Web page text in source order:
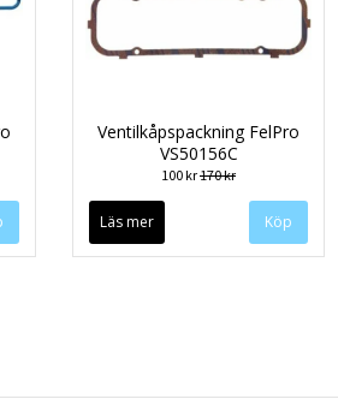
Ventilkåpspackning FelPro
VS50156C
100 kr170 kr
Läs mer